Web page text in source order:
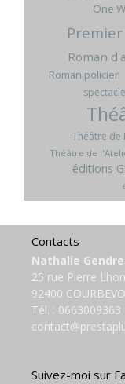
One
Roman
Roman policier
Théâtre de
Théâtre de
éditions
Contacts
Nathalie
25 rue Pierre
92400
Tél. : 0663009363
Suivez-moi sur